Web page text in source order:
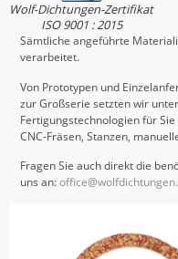
Wolf-Dichtungen-Zertifikat
ISO 9001 : 2015
Sämtliche angeführte
verarbeitet.
Von Prototypen und
zur Großserie setzten wir
Fertigungstechnologien für Sie
CNC-Fräsen, Stanzen,
Fragen Sie auch direkt die
uns an: